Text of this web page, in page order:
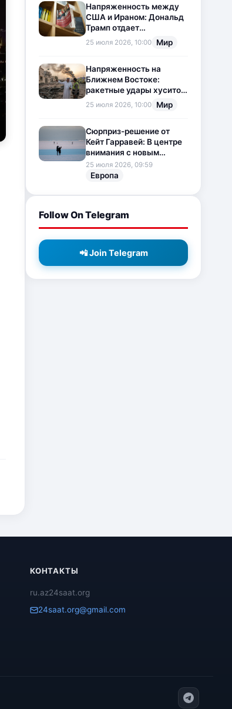
Напряженность между
США и Ираном: Дональд
Трамп отдает
предпочтение
дипломатии
25 июля 2026, 10:00 Мир
Напряженность на
Ближнем Востоке:
ракетные удары хуситов
по Саудовской Аравии
загоняют ситуацию в
25 июля 2026, 10:00 Мир
Сюрприз-решение от
Кейт Гарравей: В центре
внимания с новым
любовным
приключением
25 июля 2026, 09:59
Европа
Follow On Telegram
📲 Join Telegram
КОНТАКТЫ
ru.az24saat.org
24saat.org@gmail.com